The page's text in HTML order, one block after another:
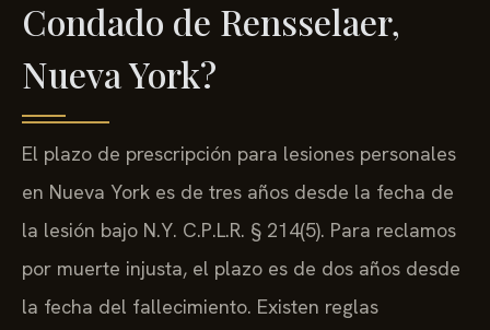
Condado de Rensselaer,
Nueva York?
El plazo de prescripción para lesiones personales
en Nueva York es de tres años desde la fecha de
la lesión bajo N.Y. C.P.L.R. § 214(5). Para reclamos
por muerte injusta, el plazo es de dos años desde
la fecha del fallecimiento. Existen reglas